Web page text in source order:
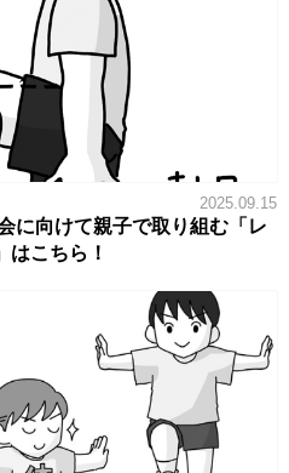
2025.09.15
に向けて親子で取り組む「レ
はこちら！